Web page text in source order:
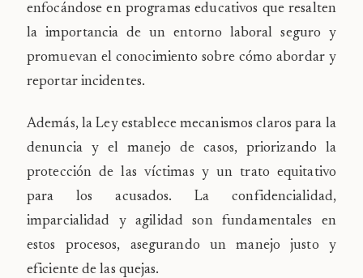
enfocándose en programas educativos que resalten
la importancia de un entorno laboral seguro y
promuevan el conocimiento sobre cómo abordar y
reportar incidentes.
Además, la Ley establece mecanismos claros para la
denuncia y el manejo de casos, priorizando la
protección de las víctimas y un trato equitativo
para los acusados. La confidencialidad,
imparcialidad y agilidad son fundamentales en
estos procesos, asegurando un manejo justo y
eficiente de las quejas.